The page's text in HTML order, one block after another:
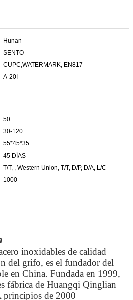
Hunan
SENTO
CUPC,WATERMARK, EN817
A-20I
50
30-120
55*45*35
45 DÍAS
T/T, , Western Union, T/T, D/P, D/A, L/C
1000
inoxidables de calidad
del grifo, es el fundador del
en China. Fundada en 1999,
fábrica de Huangqi Qinglian
principios de 2000